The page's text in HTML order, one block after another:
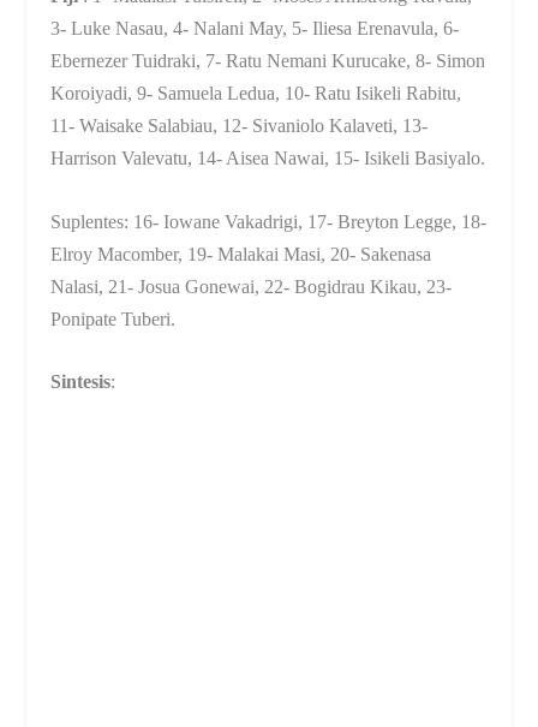
3- Luke Nasau, 4- Nalani May, 5- Iliesa Erenavula, 6-
Ebernezer Tuidraki, 7- Ratu Nemani Kurucake, 8- Simon
Koroiyadi, 9- Samuela Ledua, 10- Ratu Isikeli Rabitu,
11- Waisake Salabiau, 12- Sivaniolo Kalaveti, 13-
Harrison Valevatu, 14- Aisea Nawai, 15- Isikeli Basiyalo.
Suplentes: 16- Iowane Vakadrigi, 17- Breyton Legge, 18-
Elroy Macomber, 19- Malakai Masi, 20- Sakenasa
Nalasi, 21- Josua Gonewai, 22- Bogidrau Kikau, 23-
Ponipate Tuberi.
Sintesis: